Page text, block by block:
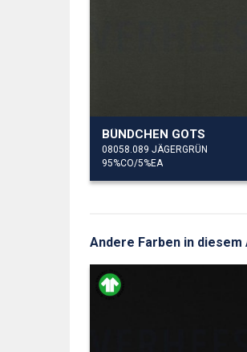
BÜNDCHEN GOTS
08058.089 JÄGERGRÜN
95%CO/5%EA
Andere Farben in